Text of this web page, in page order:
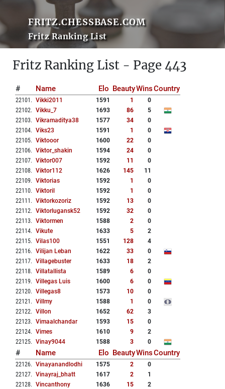
FRITZ.CHESSBASE.COM
Fritz Ranking List
Fritz Ranking List - Page 443
# Name Elo BeautyWinsCountry
22101 . Vikki2011 1591 1
0
22102. Vikku_7 1693 86
5
22103. Vikramaditya38 1577 34
0
22104. Viks23 1591 1
0
22105. Viktooor 1600 22
0
22106. Viktor_shakin 1594 24
0
22107. Viktor007 1592 11
0
22108. Viktor112 1626 145
11
22109. Viktorias 1592 1
0
22110. Viktoril 1592 1
0
22111 . Viktorkozoriz 1592 13
0
22112. Viktorlugansk52 1592 32
0
22113. Viktormen 1588 2
0
22114. Vikute 1633 5
2
22115. Vilas100 1551 128
4
22116. Vilijan Leban 1622 33
0
22117. Villagebuster 1633 18
2
22118. Villatallista 1589 6
0
22119. Villegas Luis 1600 6
0
22120. Villegas8 1573 10
0
22121 . Villmy 1588 1
0
22122. Villon 1652 62
3
22123. Vimaalchandar 1593 15
0
22124. Vimes 1610 9
2
22125. Vinay9044 1588 3 0
# Name Elo BeautyWinsCountry
22126. Vinayanandlodhi 1575 2
0
22127. Vinayraj_bhatt 1617 2
1
22128. Vincanthony 1636 15
2